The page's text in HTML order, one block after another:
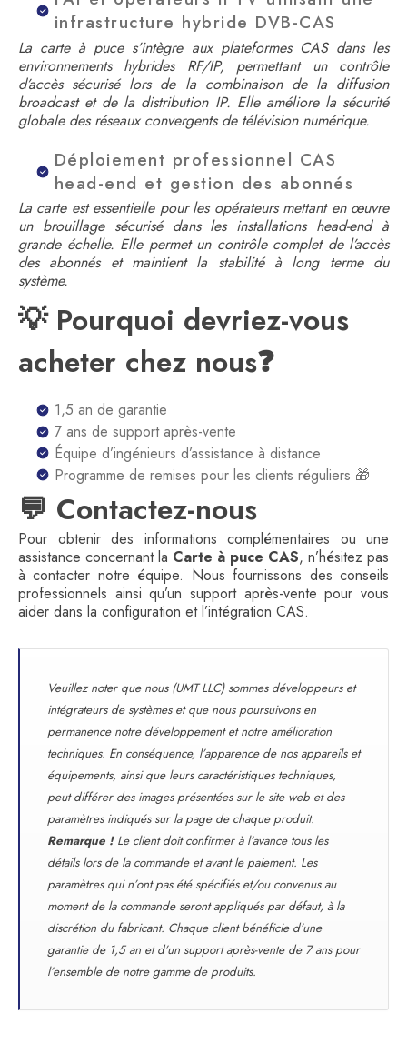
infrastructure hybride DVB-CAS
La carte à puce s’intègre aux plateformes CAS dans les
environnements hybrides RF/IP, permettant un contrôle
d’accès sécurisé lors de la combinaison de la diffusion
broadcast et de la distribution IP. Elle améliore la sécurité
globale des réseaux convergents de télévision numérique.
Déploiement professionnel CAS
head-end et gestion des abonnés
La carte est essentielle pour les opérateurs mettant en œuvre
un brouillage sécurisé dans les installations head-end à
grande échelle. Elle permet un contrôle complet de l’accès
des abonnés et maintient la stabilité à long terme du
système.
💡 Pourquoi devriez-vous
acheter chez nous❓
1,5 an de garantie
7 ans de support après-vente
Équipe d’ingénieurs d’assistance à distance
Programme de remises pour les clients réguliers 🎁
💬 Contactez-nous
Pour obtenir des informations complémentaires ou une
assistance concernant la Carte à puce CAS, n’hésitez pas
à contacter notre équipe. Nous fournissons des conseils
professionnels ainsi qu’un support après-vente pour vous
aider dans la configuration et l’intégration CAS.
Veuillez noter que nous (UMT LLC) sommes développeurs et
intégrateurs de systèmes et que nous poursuivons en
permanence notre développement et notre amélioration
techniques. En conséquence, l’apparence de nos appareils et
équipements, ainsi que leurs caractéristiques techniques,
peut différer des images présentées sur le site web et des
paramètres indiqués sur la page de chaque produit.
Remarque !Le client doit confirmer à l’avance tous les
détails lors de la commande et avant le paiement. Les
paramètres qui n’ont pas été spécifiés et/ou convenus au
moment de la commande seront appliqués par défaut, à la
discrétion du fabricant. Chaque client bénéficie d’une
garantie de 1,5 an et d’un support après-vente de 7 ans pour
l’ensemble de notre gamme de produits.